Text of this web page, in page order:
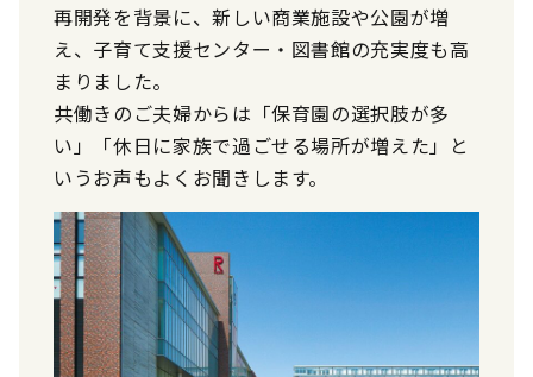
再開発を背景に、新しい商業施設や公園が増
え、子育て支援センター・図書館の充実度も高
まりました。
共働きのご夫婦からは「保育園の選択肢が多
い」「休日に家族で過ごせる場所が増えた」と
いうお声もよくお聞きします。